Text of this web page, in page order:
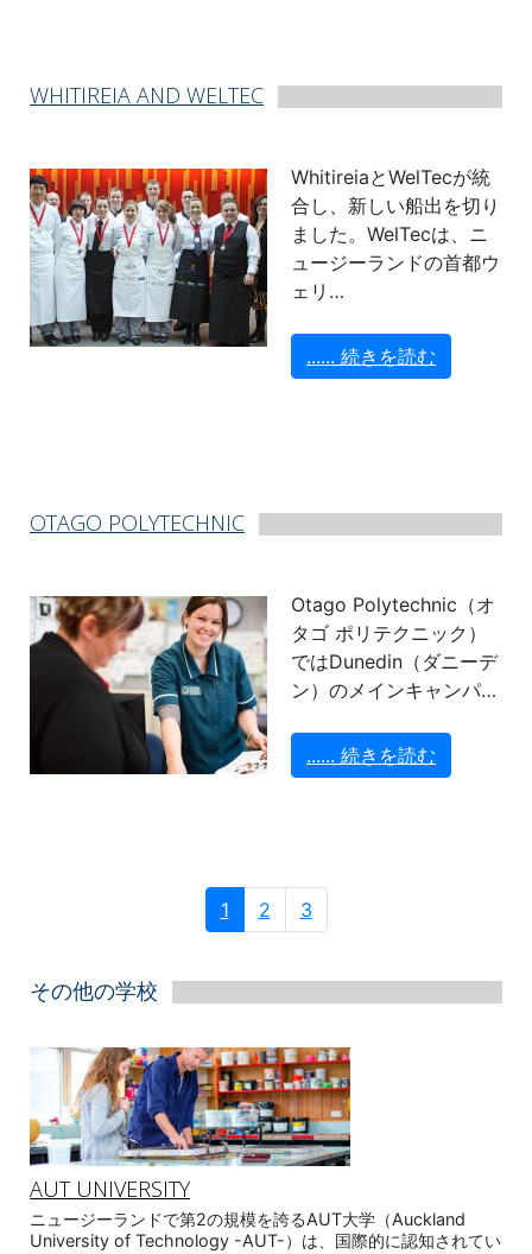
WHITIREIA AND WELTEC
WhitireiaとWelTecが統
合し、新しい船出を切り
ました。WelTecは、ニ
ュージーランドの首都ウ
ェリ…
...... 続きを読む
OTAGO POLYTECHNIC
Otago Polytechnic（オ
タゴ ポリテクニック）
ではDunedin（ダニーデ
ン）のメインキャンパ…
...... 続きを読む
1 2 3
その他の学校
AUT UNIVERSITY
ニュージーランドで第2の規模を誇るAUT大学（Auckland
University of Technology -AUT-）は、国際的に認知されてい